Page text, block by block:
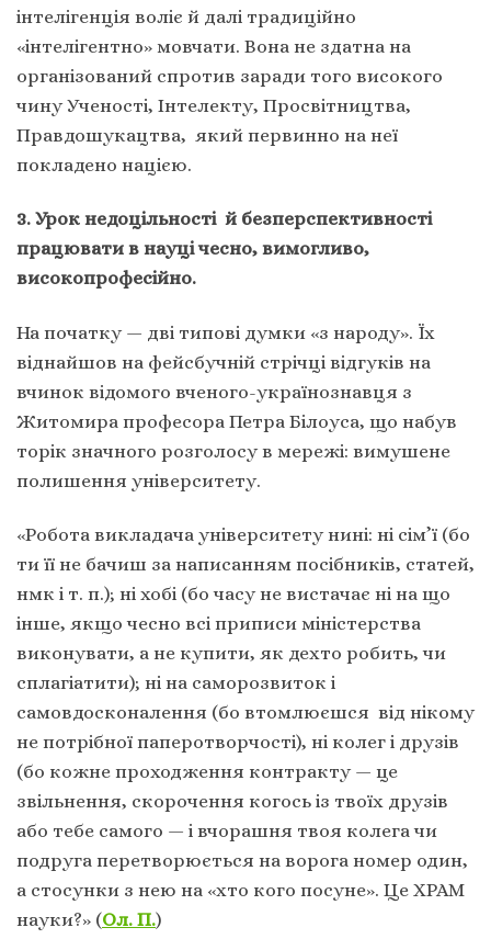
інтелігенція воліє й далі традиційно
«інтелігентно» мовчати. Вона не здатна на
організований спротив заради того високого
чину Ученості, Інтелекту, Просвітництва,
Правдошукацтва, який первинно на неї
покладено нацією.
3. Урок недоцільності й безперспективності
працювати в науці чесно, вимогливо,
високопрофесійно.
На початку — дві типові думки «з народу». Їх
віднайшов на фейсбучній стрічці відгуків на
вчинок відомого вченого-українознавця з
Житомира професора Петра Білоуса, що набув
торік значного розголосу в мережі: вимушене
полишення університету.
«Робота викладача університету нині: ні сім’ї (бо
ти її не бачиш за написанням посібників, статей,
нмк і т. п.); ні хобі (бо часу не вистачає ні на що
інше, якщо чесно всі приписи міністерства
виконувати, а не купити, як дехто робить, чи
сплагіатити); ні на саморозвиток і
самовдосконалення (бо втомлюєшся від нікому
не потрібної паперотворчості), ні колег і друзів
(бо кожне проходження контракту — це
звільнення, скорочення когось із твоїх друзів
або тебе самого — і вчорашня твоя колега чи
подруга перетворюється на ворога номер один,
а стосунки з нею на «хто кого посуне». Це ХРАМ
науки?» (Ол. П.)